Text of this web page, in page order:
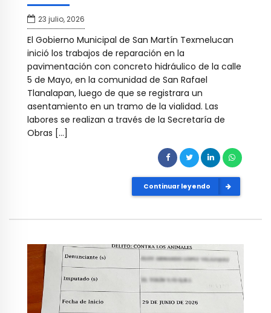
23 julio, 2026
El Gobierno Municipal de San Martín Texmelucan
inició los trabajos de reparación en la
pavimentación con concreto hidráulico de la calle
5 de Mayo, en la comunidad de San Rafael
Tlanalapan, luego de que se registrara un
asentamiento en un tramo de la vialidad. Las
labores se realizan a través de la Secretaría de
Obras […]
Continuar leyendo